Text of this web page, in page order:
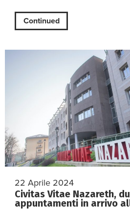
Continued
22 Aprile 2024
Civitas Vitae Nazareth,
appuntamenti in arrivo